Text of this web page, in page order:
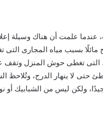
عندما علمت أن هناك وسيلة
مائلًا بسبب مياه المجارى
التى تغطى حوش المنزل وتقف
لا ينهار الدرج، وتُلاحظ
ولكن ليس من الشبابيك أو